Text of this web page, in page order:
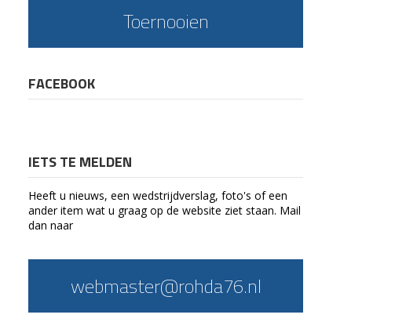
Toernooien
FACEBOOK
IETS TE MELDEN
Heeft u nieuws, een wedstrijdverslag, foto's of een
ander item wat u graag op de website ziet staan. Mail
dan naar
webmaster@rohda76.nl